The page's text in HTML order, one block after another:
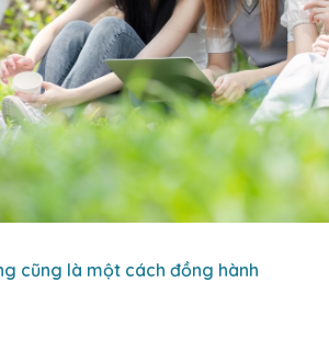
cũng là một cách đồng hành